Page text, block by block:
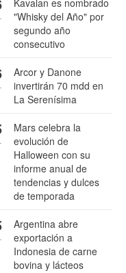
Kavalan es nombrado
"Whisky del Año" por
segundo año
consecutivo
Arcor y Danone
invertirán 70 mdd en
La Serenísima
Mars celebra la
evolución de
Halloween con su
informe anual de
tendencias y dulces
de temporada
Argentina abre
exportación a
Indonesia de carne
bovina y lácteos